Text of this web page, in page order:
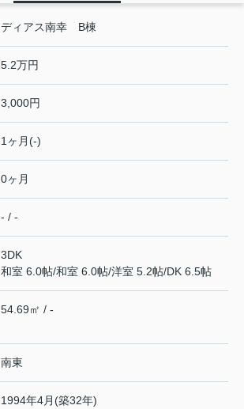
ディアス南幸 B棟
5.2万円
3,000円
1ヶ月(-)
0ヶ月
- / -
3DK
和室 6.0帖/和室 6.0帖/洋室 5.2帖/DK 6.5帖
54.69㎡ / -
南東
1994年4月(築32年)